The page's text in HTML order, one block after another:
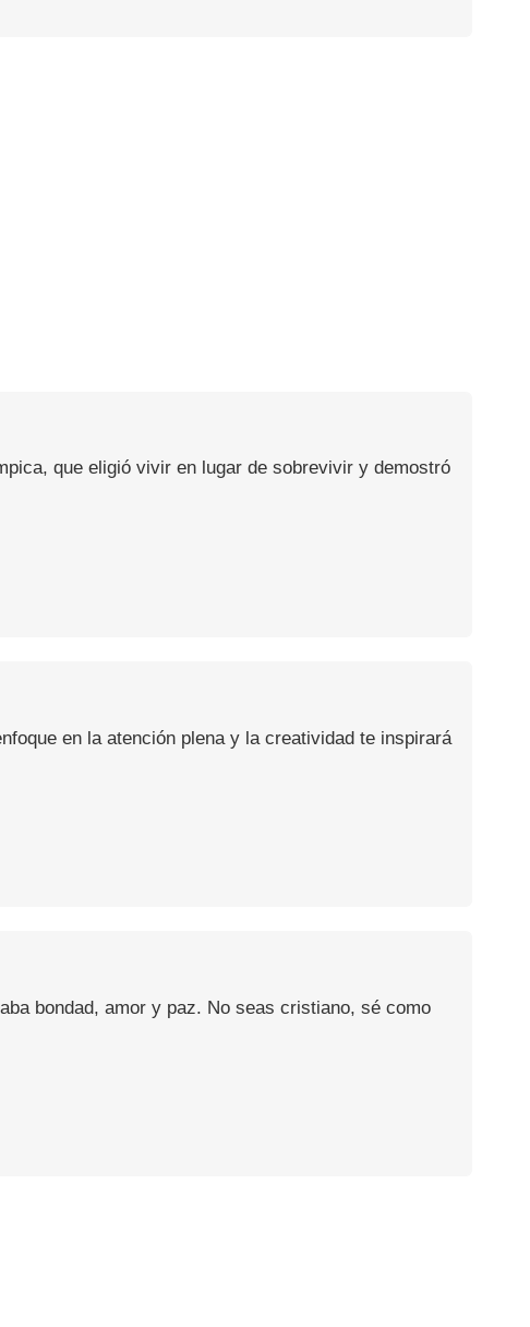
que eligió vivir en lugar de sobrevivir y demostró
en la atención plena y la creatividad te inspirará
bondad, amor y paz. No seas cristiano, sé como